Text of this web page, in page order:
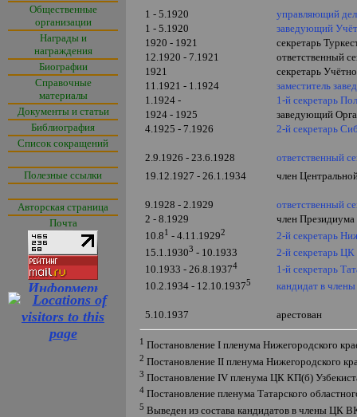
Общественные
организации
Награды и
награждения
Биографии
Справочные
материалы
Документы и статьи
Библиография
Список сокращений
Полезные ссылки
Авторская страница
Почта
1 - 5.1920
управляющий
1 - 5.1920
заведующий
1920 - 1921
секретарь
12.1920 - 7.1921
ответственный
1921
секретарь
11.1921 - 1.1924
заместитель
1.1924 -
1-й секретарь
1924 - 1925
заведующий
4.1925 - 7.1926
2-й секретарь
2.9.1926 - 23.6.1928
ответственный
19.12.1927 - 26.1.1934
член
9.1928 - 2.1929
ответственный
2 - 8.1929
член
10.81 - 4.11.19292
2-й секретарь
15.1.19303 - 10.1933
2-й секретарь
10.1933 - 26.8.19374
1-й секретарь
10.2.1934 - 12.10.19375 кандидат в
5.10.1937 арестован
1 ПостановлениеI пленума Нижегородского
2 ПостановлениеII пленума Нижегородского
3 ПостановлениеIV пленума ЦК КП(б)
4 Постановление пленума Татарского
5 Выведен из состава кандидатов в члены